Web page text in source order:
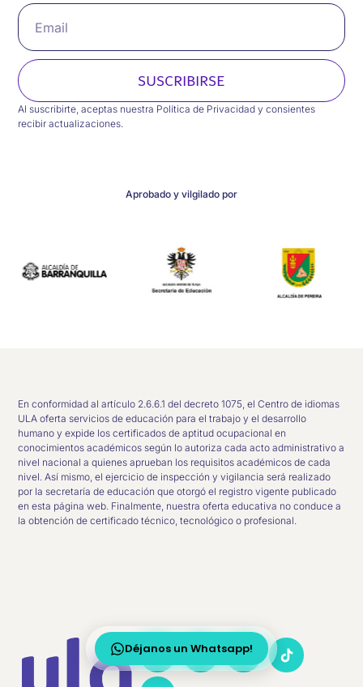
SUSCRIBIRSE
Al suscribirte, aceptas nuestra Política de Privacidad y consientes
recibir actualizaciones.
Aprobado y vilgilado por
En conformidad al artículo 2.6.6.1 del decreto 1075, el Centro de idiomas
ULA oferta servicios de educación para el trabajo y el desarrollo
humano y expide los certificados de aptitud ocupacional en
conocimientos académicos según lo autoriza cada acto administrativo a
nivel nacional a quienes aprueban los requisitos académicos de cada
nivel. Así mismo, el ejercicio de inspección y vigilancia será realizado
por la secretaría de educación que otorgó el registro vigente publicado
en esta página web. Finalmente, nuestra oferta educativa no conduce a
la obtención de certificado técnico, tecnológico o profesional.
Déjanos un Whatsapp!